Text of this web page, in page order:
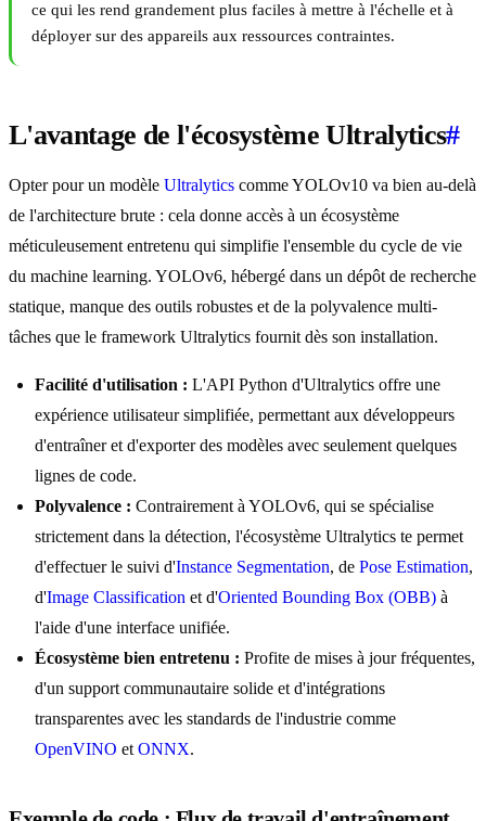
ce qui les rend grandement plus faciles à mettre à l'échelle et à
déployer sur des appareils aux ressources contraintes.
L'avantage de l'écosystème Ultralytics#
Opter pour un modèle Ultralytics comme YOLOv10 va bien au-delà
de l'architecture brute : cela donne accès à un écosystème
méticuleusement entretenu qui simplifie l'ensemble du cycle de vie
du machine learning. YOLOv6, hébergé dans un dépôt de recherche
statique, manque des outils robustes et de la polyvalence multi-
tâches que le framework Ultralytics fournit dès son installation.
Facilité d'utilisation : L'API Python d'Ultralytics offre une
expérience utilisateur simplifiée, permettant aux développeurs
d'entraîner et d'exporter des modèles avec seulement quelques
lignes de code.
Polyvalence : Contrairement à YOLOv6, qui se spécialise
strictement dans la détection, l'écosystème Ultralytics te permet
d'effectuer le suivi d'Instance Segmentation, de Pose Estimation,
d'Image Classification et d'Oriented Bounding Box (OBB) à
l'aide d'une interface unifiée.
Écosystème bien entretenu : Profite de mises à jour fréquentes,
d'un support communautaire solide et d'intégrations
transparentes avec les standards de l'industrie comme
OpenVINO et ONNX.